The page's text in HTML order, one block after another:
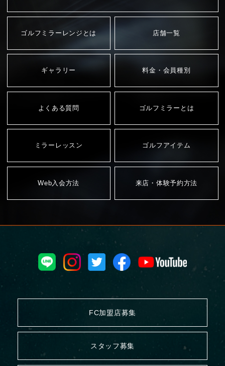
ゴルフミラーレンジとは 店舗一覧
ギャラリー 料金・会員種別
よくある質問 ゴルフミラーとは
ミラーレッスン ゴルフアイテム
Web入会方法 来店・体験予約方法
FC加盟店募集
スタッフ募集